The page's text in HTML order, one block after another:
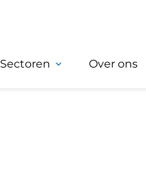
Sectoren Over ons